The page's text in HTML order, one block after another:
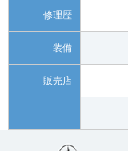
修理歴
装備
販売店